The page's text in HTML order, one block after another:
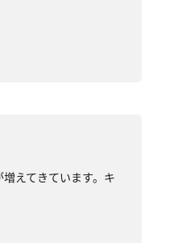
えてきています。キ